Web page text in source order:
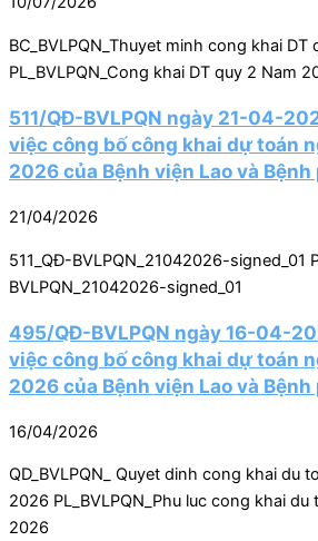
BC_BVLPQN_Thuyet minh cong khai DT
PL_BVLPQN_Cong khai DT quy 2 Nam
511/QĐ-BVLPQN ngày 21-04-
việc công bố công khai dự toán
2026 của Bệnh viện Lao và
21/04/2026
511_QĐ-BVLPQN_21042026-signed_01
BVLPQN_21042026-signed_01
495/QĐ-BVLPQN ngày 16-04-
việc công bố công khai dự toán
2026 của Bệnh viện Lao và
16/04/2026
QD_BVLPQN_ Quyet dinh cong khai du
2026 PL_BVLPQN_Phu luc cong khai
2026